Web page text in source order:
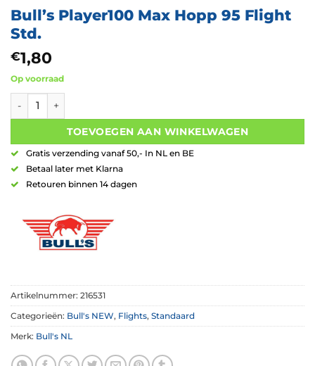
Bull’s Player100 Max Hopp 95 Flight
Std.
€1,80
Op voorraad
Bull's Player100 Max Hopp 95 Flight Std. aantal
TOEVOEGEN AAN WINKELWAGEN
Gratis verzending vanaf 50,- In NL en BE
Betaal later met Klarna
Retouren binnen 14 dagen
Artikelnummer: 216531
Categorieën: Bull's NEW, Flights, Standaard
Merk: Bull's NL